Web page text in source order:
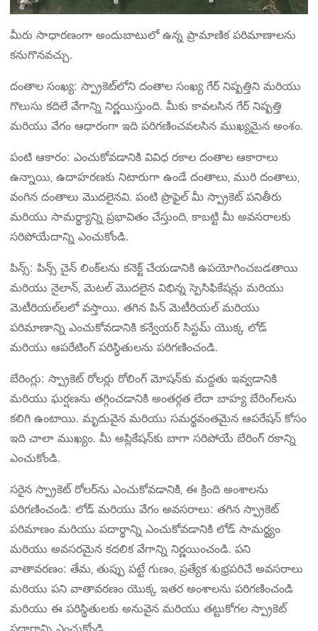
మీరు సాధారణంగా అందుబాటులో ఉన్న ప్రామాణిక పరిమాణాలను
కనుగొనవచ్చు.
దంతాల సంఖ్య: స్ప్రాకెట్‌లోని దంతాల సంఖ్య గేర్ నిష్పత్తిని మరియు
గొలుసు కదిలే వేగాన్ని నిర్ణయిస్తుంది. మీకు కావలసిన గేర్ నిష్పత్తి
మరియు వేగం ఆధారంగా ఇది పరిగణించవలసిన ముఖ్యమైన అంశం.
పంటి ఆకారం: ఎంచుకోవడానికి వివిధ రకాల దంతాల ఆకారాలు
ఉన్నాయి, ఉదాహరణకు నిటారుగా ఉండే దంతాలు, మురి దంతాలు,
వంగిన దంతాలు మొదలైనవి. పంటి ప్రొఫైల్ మీ స్ప్రాకెట్ పనితీరు
మరియు సామర్థ్యాన్ని ప్రభావితం చేస్తుంది, కాబట్టి మీ అవసరాలకు
సరిపోయేదాన్ని ఎంచుకోండి.
పిన్స్: పిన్స్ చైన్ లింక్‌లను కనెక్ట్ చేయడానికి ఉపయోగించబడతాయి
మరియు నైలాన్, మెటల్ మొదలైన విభిన్న స్పెసిఫికేషన్లు మరియు
మెటీరియల్‌లలో వస్తాయి. తగిన పిన్ మెటీరియల్ మరియు
పరిమాణాన్ని ఎంచుకోవడానికి కన్వేయర్ సిస్టమ్ యొక్క లోడ్
మరియు ఆపరేటింగ్ పరిస్థితులను పరిగణించండి.
బేరింగ్లు: స్ప్రాకెట్ రోలర్లు రోలింగ్ మోషన్‌కు మద్దతు ఇవ్వడానికి
మరియు ఘర్షణను తగ్గించడానికి అంతర్గత లేదా బాహ్య బేరింగ్‌లను
కలిగి ఉంటాయి. మృదువైన మరియు సమర్థవంతమైన ఆపరేషన్ కోసం
ఇది చాలా ముఖ్యం. మీ అప్లికేషన్‌కు బాగా సరిపోయే బేరింగ్ రకాన్ని
ఎంచుకోండి.
సరైన స్ప్రాకెట్ రోలర్‌ను ఎంచుకోవడానికి, ఈ క్రింది అంశాలను
పరిగణించండి: లోడ్ మరియు వేగం అవసరాలు: తగిన స్ప్రాకెట్
పరిమాణం మరియు పదార్థాన్ని ఎంచుకోవడానికి లోడ్ సామర్థ్యం
మరియు అవసరమైన కదలిక వేగాన్ని నిర్ణయించండి. పని
వాతావరణం: తేమ, తుప్పు పట్టే గుణం, ప్రత్యేక శుభ్రపరిచే అవసరాలు
మరియు పని వాతావరణం యొక్క ఇతర అంశాలను పరిగణించండి
మరియు ఈ పరిస్థితులకు అనువైన మరియు తట్టుకోగల స్ప్రాకెట్